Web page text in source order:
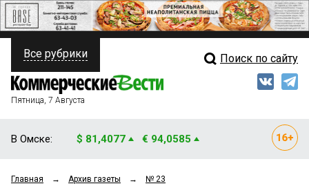
ПОЛИТИКА
ФИНАНСЫ
ОБЩЕСТВО
Свежий выпуск
Все рубрики Поиск по сайту
Пятница, 7 Августа
В Омске: $ 81,4077 € 94,0585
Главная → Архив газеты → № 23